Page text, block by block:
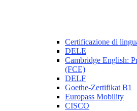
Certificazione di
DELE
Cambridge English:
(FCE)
DELF
Goethe-Zertifikat B1
Europass Mobility
CISCO